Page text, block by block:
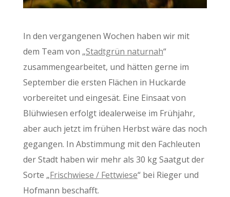
In den vergangenen Wochen haben wir mit
dem Team von „Stadtgrün naturnah“
zusammengearbeitet, und hätten gerne im
September die ersten Flächen in Huckarde
vorbereitet und eingesät. Eine Einsaat von
Blühwiesen erfolgt idealerweise im Frühjahr,
aber auch jetzt im frühen Herbst wäre das noch
gegangen. In Abstimmung mit den Fachleuten
der Stadt haben wir mehr als 30 kg Saatgut der
Sorte „Frischwiese / Fettwiese“ bei Rieger und
Hofmann beschafft.